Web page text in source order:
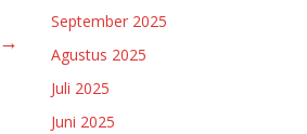
→
September 2025
Agustus 2025
Juli 2025
Juni 2025